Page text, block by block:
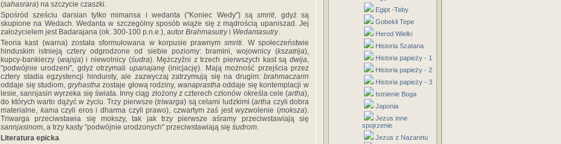
(sahasrara) na szczycie czaszki.
Spośród sześciu darsian tylko mimansa i wedanta ("Koniec Wedy") sąsmriti, gdyż są
skupione na Wedach. Wedanta w szczególny sposób wiąże się z mądrością upaniszad. Jej
założycielem jest Badarajana (ok. 300-100 p.n.e.), autor Brahmasutryi Wedantasutry.
Teoria kast (warna) została sformułowana w korpusie prawnymsmriti. W społeczeństwie
hinduskim istnieją cztery odgrodzone od siebie poziomy: bramini, wojownicy (kszatrija),
kupcy-bankierzy (wajsja) i niewolnicy (śudra). Mężczyźni z trzech pierwszych kast sądwija,
"podwójnie urodzeni", gdyż otrzymali upanajanę(inicjację). Mają możność przejścia przez
cztery stadia egzystencji hinduisty, ale zazwyczaj zatrzymują się na drugim: brahmaczarin
oddaje się studiom, gryhasthazostaje głową rodziny, wanaprasthaoddaje się kontemplacji w
lesie, sannjasin wyrzeka się świata. Inny ciąg złożony z czterech członów określa cele (artha),
do których warto dążyć w życiu. Trzy pierwsze (triwarga) są celami ludzkimi (artha czyli dobra
materialne, kamaczyli eros i dharma czyli prawo), czwartym zaś jest wyzwolenie (moksza).
Triwarga przeciwstawia się mokszy, tak jak trzy pierwsze aśramy przeciwstawiają się
sannjasinom, a trzy kasty "podwójnie urodzonych" przeciwstawiają się śudrom.
Literatura epicka
Egipt -Teby
Gobekli Tepe
Herod Wielki
Historia Szatana
Historia papieży - 1
Historia papieży - 2
Historia papieży - 3
Istnienie Boga
Japonia
Jezus inne
spojrzenie
Jezus z Nazaretu